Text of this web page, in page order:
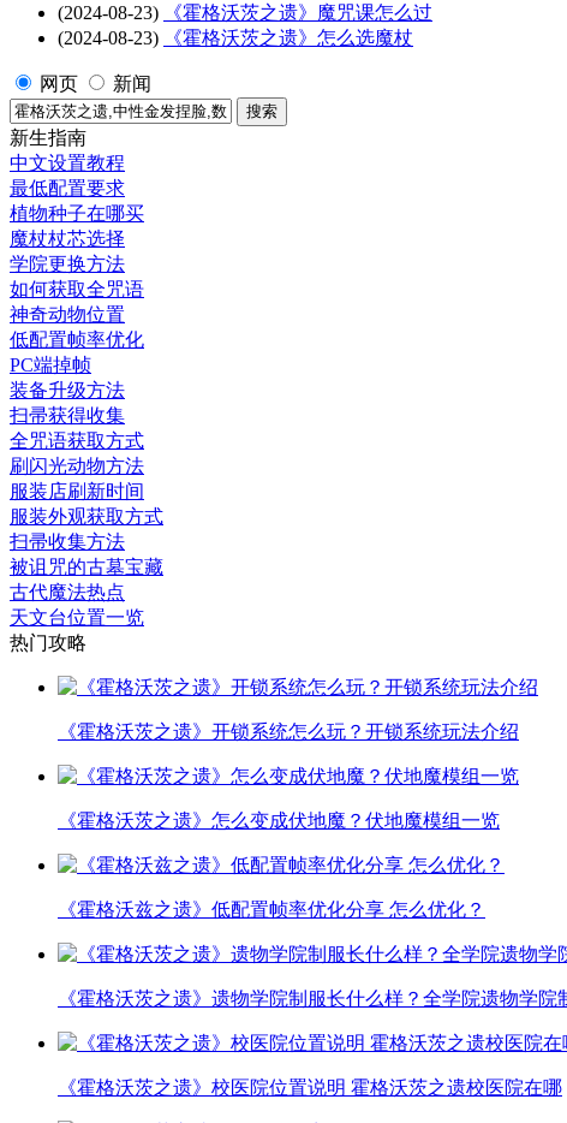
(2024-08-23)
《霍格沃茨之遗》魔咒课怎么过
(2024-08-23)
《霍格沃茨之遗》怎么选魔杖
网页 新闻
新生指南
中文设置教程
最低配置要求
植物种子在哪买
魔杖杖芯选择
学院更换方法
如何获取全咒语
神奇动物位置
低配置帧率优化
PC端掉帧
装备升级方法
扫帚获得收集
全咒语获取方式
刷闪光动物方法
服装店刷新时间
服装外观获取方式
扫帚收集方法
被诅咒的古墓宝藏
古代魔法热点
天文台位置一览
热门攻略
《霍格沃茨之遗》开锁系统怎么玩？开锁系统玩法介绍
《霍格沃茨之遗》怎么变成伏地魔？伏地魔模组一览
《霍格沃兹之遗》低配置帧率优化分享 怎么优化？
《霍格沃茨之遗》遗物学院制服长什么样？全学院遗物学院
《霍格沃茨之遗》校医院位置说明 霍格沃茨之遗校医院在哪